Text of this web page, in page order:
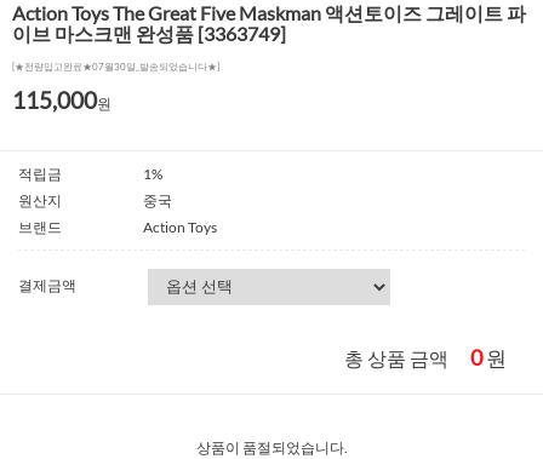
Action Toys The Great Five Maskman 액션토이즈 그레이트 파
이브 마스크맨 완성품 [3363749]
[★전량입고완료★07월30일_발송되었습니다★]
115,000원
적립금
1%
원산지
중국
브랜드
Action Toys
결제금액
총 상품 금액 0원
상품이 품절되었습니다.